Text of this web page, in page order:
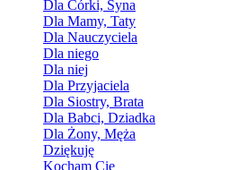
Dla Córki, Syna
Dla Mamy, Taty
Dla Nauczyciela
Dla niego
Dla niej
Dla Przyjaciela
Dla Siostry, Brata
Dla Babci, Dziadka
Dla Żony, Męża
Dziękuję
Kocham Cię